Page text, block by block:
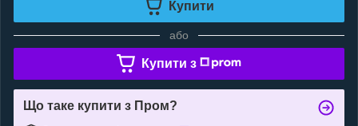
Купити
або
Купити з
Що таке купити з Пром?